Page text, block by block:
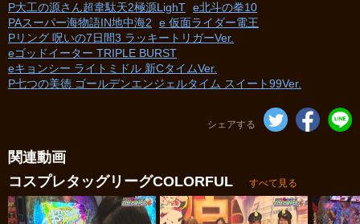
P大工の源さん超韋駄天2極源LighT e北斗の拳10
PAスーパー海物語IN地中海2
e 仮面ライダー電王
Pリング 呪いの7日間3 ラッキートリガーVer.
eゴッドイーター TRIPLE BURST
eキョンシー ライトミドル 新CタイムVer.
P七つの美徳 ゴールデンエンジェルタイム スイート99Ver.
シェアする
関連動画
コスプレタッグリーグCOLORFUL
すべて見る